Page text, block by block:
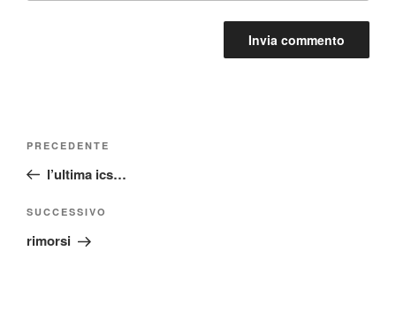
Articolo
precedente:
PRECEDENTE
l’ultima ics…
Articolo
successivo
SUCCESSIVO
rimorsi